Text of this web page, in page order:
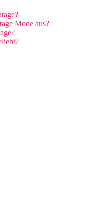
Mode aus?